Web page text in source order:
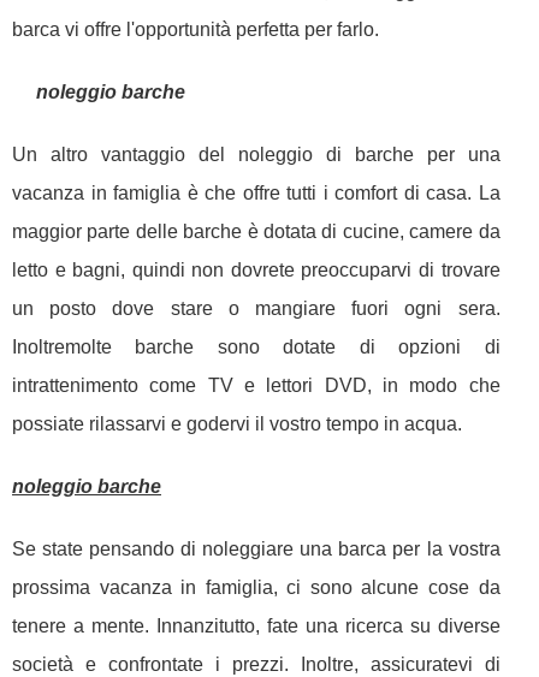
barca vi offre l'opportunità perfetta per farlo.
noleggio barche
Un altro vantaggio del noleggio di barche per una
vacanza in famiglia è che offre tutti i comfort di casa. La
maggior parte delle barche è dotata di cucine, camere da
letto e bagni, quindi non dovrete preoccuparvi di trovare
un posto dove stare o mangiare fuori ogni sera.
Inoltremolte barche sono dotate di opzioni di
intrattenimento come TV e lettori DVD, in modo che
possiate rilassarvi e godervi il vostro tempo in acqua.
noleggio barche
Se state pensando di noleggiare una barca per la vostra
prossima vacanza in famiglia, ci sono alcune cose da
tenere a mente. Innanzitutto, fate una ricerca su diverse
società e confrontate i prezzi. Inoltre, assicuratevi di